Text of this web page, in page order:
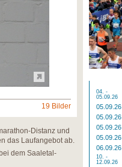
19 Bilder
Distanz und
das Laufangebot ab.
dem Saaletal-
04. -
05.09.26
05.09.26
05.09.26
05.09.26
05.09.26
06.09.26
10. -
12.09.26